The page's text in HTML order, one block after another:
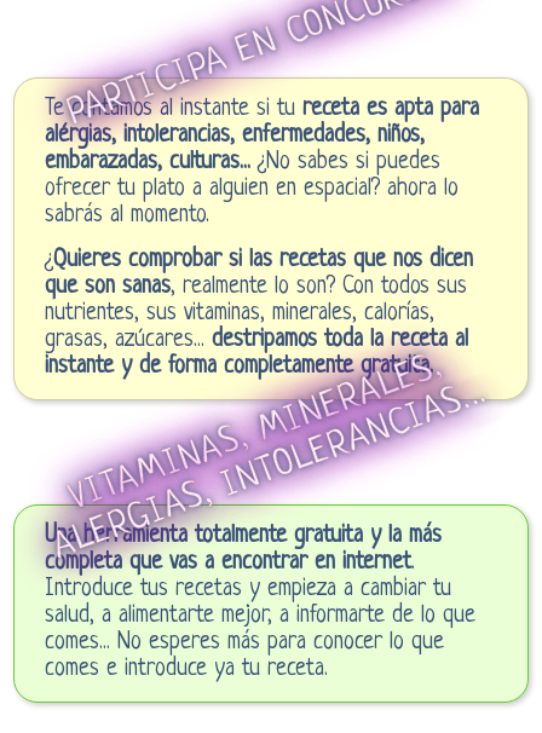
PARTICIPA EN CONCURSOS
Te contamos al instante si tureceta es apta para
alérgias, intolerancias, enfermedades, niños,
embarazadas, culturas... ¿No sabes si puedes
ofrecer tu plato a alguien en espacial? ahora lo
sabrás al momento.
¿Quieres comprobar si las recetas que nos dicen
que son sanas, realmente lo son? Con todos sus
nutrientes, sus vitaminas, minerales, calorías,
grasas, azúcares...destripamos toda la receta al
instante y de forma completamente gratuita.
V
I
T
A
M
I
N
A
S
,
M
I
N
E
R
A
L
E
S
,
A
L
E
R
G
I
A
S
,
I
N
T
O
L
E
R
A
N
C
I
A
S
.
.
.
Una herramienta totalmente gratuita y la más
completa que vas a encontrar en internet.
Introduce tus recetas y empieza a cambiar tu
salud, a alimentarte mejor, a informarte de lo que
comes... No esperes más para conocer lo que
comes e introduce ya tu receta.